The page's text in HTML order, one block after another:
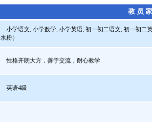
教 员
小学语文, 小学数学, 小学英语, 初一初二语文, 初一初二
水粉）
性格开朗大方，善于交流，耐心教学
英语4级